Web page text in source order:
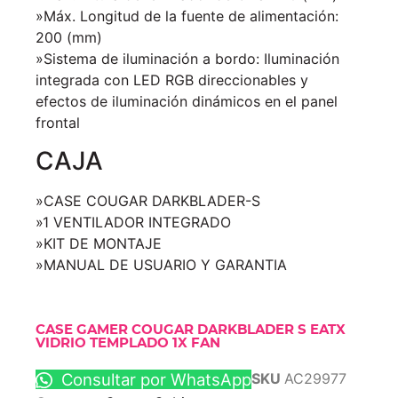
»Máx. Longitud de la fuente de alimentación:
200 (mm)
»Sistema de iluminación a bordo: Iluminación
integrada con LED RGB direccionables y
efectos de iluminación dinámicos en el panel
frontal
CAJA
»CASE COUGAR DARKBLADER-S
»1 VENTILADOR INTEGRADO
»KIT DE MONTAJE
»MANUAL DE USUARIO Y GARANTIA
CASE GAMER COUGAR DARKBLADER S EATX
VIDRIO TEMPLADO 1X FAN
Consultar por WhatsAppSKU AC29977